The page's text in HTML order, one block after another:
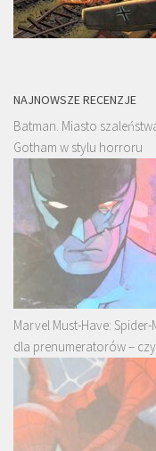
NAJNOWSZE RECENZJE
Batman. Miasto
Gotham w stylu horroru
Marvel Must-Have:
dla prenumeratorów –